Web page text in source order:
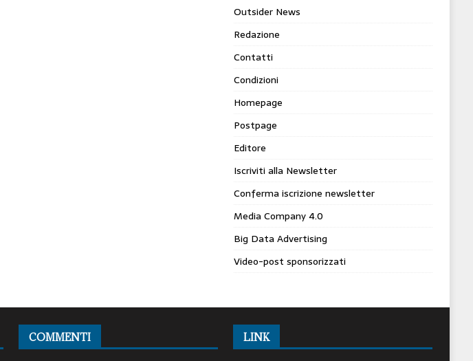
Outsider News
Redazione
Contatti
Condizioni
Homepage
Postpage
Editore
Iscriviti alla Newsletter
Conferma iscrizione newsletter
Media Company 4.0
Big Data Advertising
Video-post sponsorizzati
COMMENTI LINK